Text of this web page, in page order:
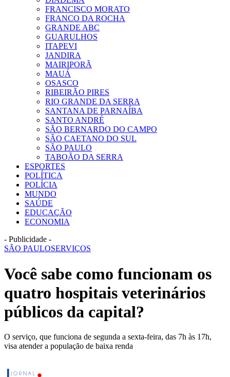
FRANCISCO MORATO
FRANCO DA ROCHA
GRANDE ABC
GUARULHOS
ITAPEVI
JANDIRA
MAIRIPORÃ
MAUÁ
OSASCO
RIBEIRÃO PIRES
RIO GRANDE DA SERRA
SANTANA DE PARNAÍBA
SANTO ANDRÉ
SÃO BERNARDO DO CAMPO
SÃO CAETANO DO SUL
SÃO PAULO
TABOÃO DA SERRA
ESPORTES
POLÍTICA
POLÍCIA
MUNDO
SAÚDE
EDUCAÇÃO
ECONOMIA
- Publicidade -
SÃO PAULOSERVIÇOS
Você sabe como funcionam os
quatro hospitais veterinários
públicos da capital?
O serviço, que funciona de segunda a sexta-feira, das 7h às 17h,
visa atender a população de baixa renda